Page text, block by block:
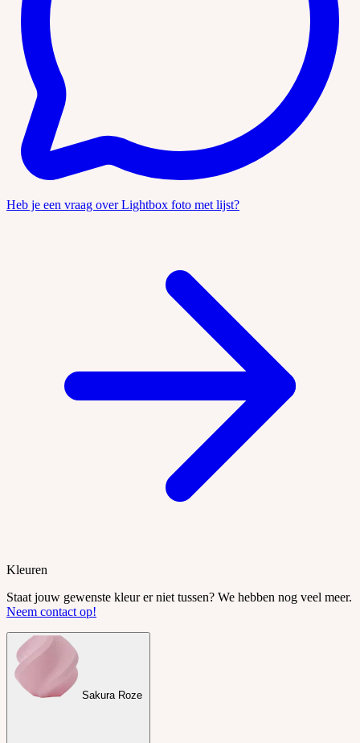
Heb je een vraag over Lightbox foto met lijst?
Kleuren
Staat jouw gewenste kleur er niet tussen? We hebben nog veel meer.
Neem contact op!
Sakura Roze